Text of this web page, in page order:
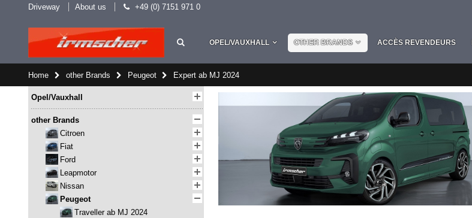
Driveway About us +49 (0) 7151 971 0
OPEL/VAUXHALL OTHER BRANDS ACCÈS REVENDEURS
Home other Brands Peugeot Expert ab MJ 2024
Opel/Vauxhall
other Brands
Citroen
Fiat
Ford
Leapmotor
Nissan
Peugeot
Traveller ab MJ 2024